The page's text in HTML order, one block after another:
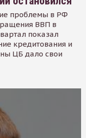
проблемы в РФ
ВВП в
показал
кредитования и
ЦБ дало свои